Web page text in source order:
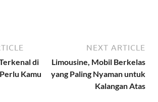
di
Kamu
NEXT ARTICLE
Limousine, Mobil Berkelas
yang Paling Nyaman untuk
Kalangan Atas